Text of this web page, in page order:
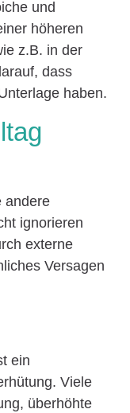
und
höheren
z.B. in der
dass
haben.
andere
ignorieren
externe
Versagen
ein
Viele
überhöhte